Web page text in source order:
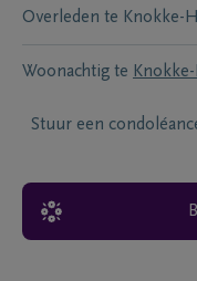
Overleden te Knokke-
Woonachtig te
Stuur een